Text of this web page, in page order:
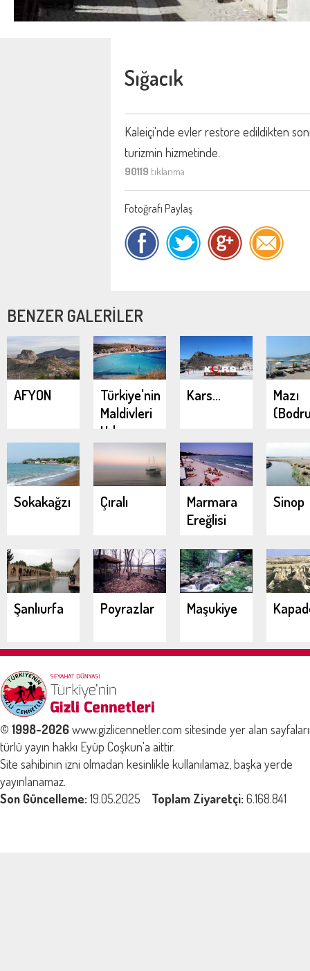
Sığacık
Kaleiçi'nde evler restore edildikten
turizmin hizmetinde.
90119 tıklanma
Fotoğrafı Paylaş
BENZER GALERİLER
AFYON
Türkiye'nin
Maldivleri
Urla
Demircili
Koyları
Kars...
Mazı
Sokakağzı Çıralı
Marmara
Ereğlisi
Sinop
Şanlıurfa Poyrazlar Maşukiye
© 1998-2026www.gizlicennetler.com sitesinde yer alan
türlü yayın hakkı Eyüp Coşkun'a aittir.
Site sahibinin izni olmadan kesinlikle kullanılamaz, başka yerde
yayınlanamaz.
Son Güncelleme:19.05.2025 Toplam Ziyaretçi:6.168.841